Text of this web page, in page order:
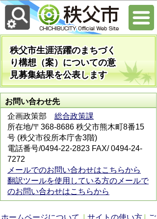
秩父市生涯活躍のまちづく
り構想（案）についての意
見募集結果を公表します
お問い合わせ先
企画政策部 総合政策課
所在地/〒368-8686 秩父市熊木町8番15
号 (秩父市役所本庁舎3階)
電話番号/0494-22-2823 FAX/ 0494-24-
7272
メールでのお問い合わせはこちらから
翻訳ツールを使用している方のメールで
のお問い合わせはこちらから
ホームページについて サイトの使い方 ご